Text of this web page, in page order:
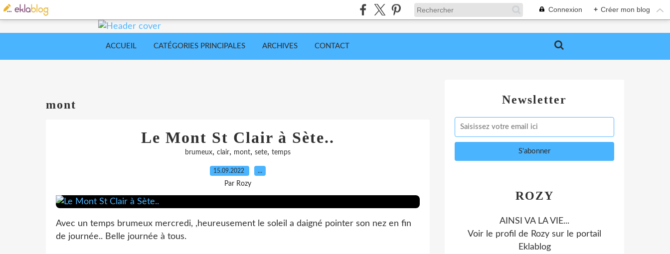
Connexion + Créer mon blog
ACCUEIL CATÉGORIES PRINCIPALES ARCHIVES CONTACT
mont
Le Mont St Clair à Sète..
brumeux, clair, mont, sete, temps
15.09.2022 …
Par Rozy
Avec un temps brumeux mercredi, ,heureusement le soleil a daigné pointer son nez en fin
de journée.. Belle journée à tous.
Newsletter
ROZY
AINSI VA LA VIE...
Voir le profil de Rozy sur le portail
Eklablog